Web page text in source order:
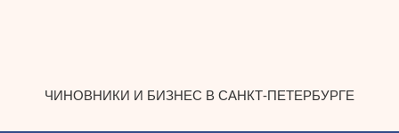
ЧИНОВНИКИ И БИЗНЕС В САНКТ-ПЕТЕРБУРГЕ